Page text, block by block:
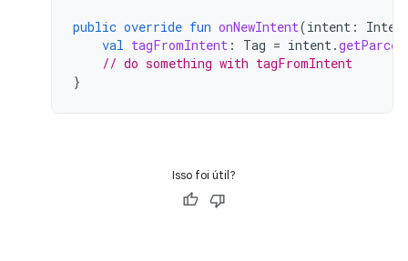
public override fun onNewIntent(intent :
val tagFromIntent : Tag = intent.
// do something with tagFromIntent
}
Isso foi útil?